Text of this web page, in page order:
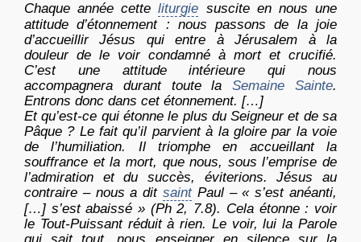
Chaque année cetteliturgie suscite en nous une
attitude d’étonnement : nous passons de la joie
d’accueillir Jésus qui entre à Jérusalem à la
douleur de le voir condamné à mort et crucifié.
C’est une attitude intérieure qui nous
accompagnera durant toute laSemaine Sainte.
Entrons donc dans cet étonnement. […]
Et qu’est-ce qui étonne le plus du Seigneur et de sa
Pâque ? Le fait qu’il parvient à la gloire par la voie
de l’humiliation. Il triomphe en accueillant la
souffrance et la mort, que nous, sous l’emprise de
l’admiration et du succès, éviterions. Jésus au
contraire – nous a dit saintPaul – « s’est anéanti,
[…] s’est abaissé » (Ph 2, 7.8). Cela étonne : voir
le Tout-Puissant réduit à rien. Le voir, lui la Parole